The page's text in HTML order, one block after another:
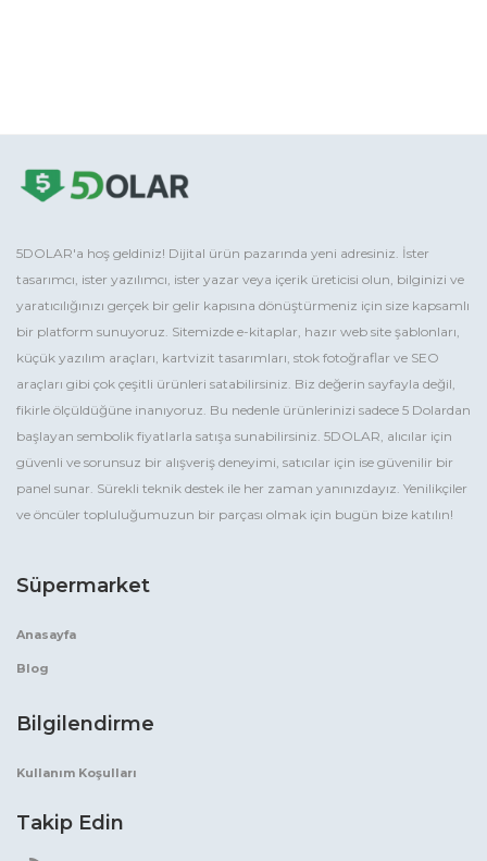
5DOLAR'a hoş geldiniz! Dijital ürün pazarında yeni adresiniz. İster
tasarımcı, ister yazılımcı, ister yazar veya içerik üreticisi olun, bilginizi ve
yaratıcılığınızı gerçek bir gelir kapısına dönüştürmeniz için size kapsamlı
bir platform sunuyoruz. Sitemizde e-kitaplar, hazır web site şablonları,
küçük yazılım araçları, kartvizit tasarımları, stok fotoğraflar ve SEO
araçları gibi çok çeşitli ürünleri satabilirsiniz. Biz değerin sayfayla değil,
fikirle ölçüldüğüne inanıyoruz. Bu nedenle ürünlerinizi sadece 5 Dolardan
başlayan sembolik fiyatlarla satışa sunabilirsiniz. 5DOLAR, alıcılar için
güvenli ve sorunsuz bir alışveriş deneyimi, satıcılar için ise güvenilir bir
panel sunar. Sürekli teknik destek ile her zaman yanınızdayız. Yenilikçiler
ve öncüler topluluğumuzun bir parçası olmak için bugün bize katılın!
Süpermarket
Anasayfa
Blog
Bilgilendirme
Kullanım Koşulları
Takip Edin